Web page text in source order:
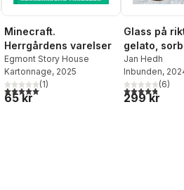
röster:
Minecraft.
Herrgårdens varelser
Egmont Story House
Kartonnage, 2025
5,0utav 5 stjärnor. Totalt antal röster:
(1)
65 kr
Glass på
gelato,
granitéer,
och
Jan Hedh
Inbunden,
4,8utav 5(6)
299 kr